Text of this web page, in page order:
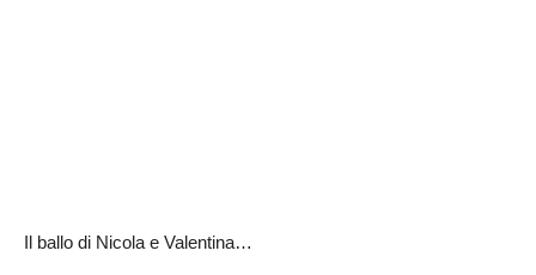
Il ballo di Nicola e Valentina…